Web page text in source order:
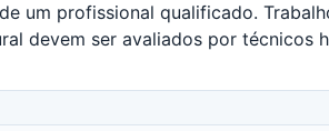
um profissional qualificado.
devem ser avaliados por técnicos